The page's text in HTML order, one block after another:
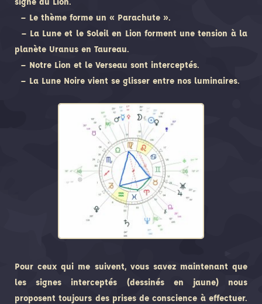
– Le thème forme un « Parachute ».
– La Lune et le Soleil en Lion forment une tension à la
planète Uranus en Taureau.
– Notre Lion et le Verseau sont interceptés.
– La Lune Noire vient se glisser entre nos luminaires.
Pour ceux qui me suivent, vous savez maintenant que
les signes interceptés (dessinés en jaune) nous
proposent toujours des prises de conscience à effectuer.